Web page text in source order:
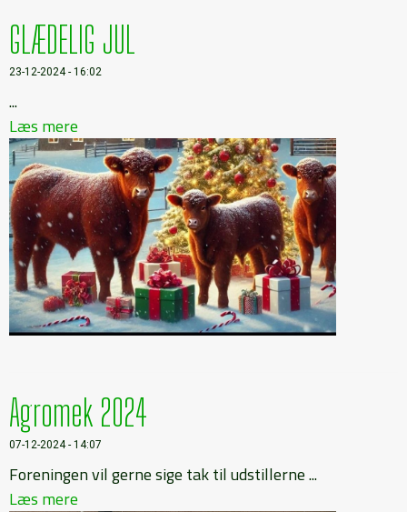
GLÆDELIG JUL
23-12-2024 - 16:02
...
Læs mere
Agromek 2024
07-12-2024 - 14:07
Foreningen vil gerne sige tak til udstillerne ...
Læs mere